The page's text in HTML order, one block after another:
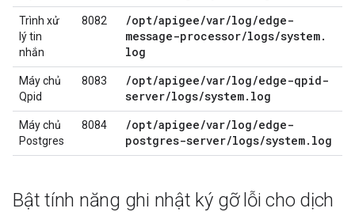
Trình xử
lý tin
nhắn
8082 /opt/apigee/var/log/edge-
message-processor/logs/system.
log
Máy chủ
Qpid
8083 /opt/apigee/var/log/edge-qpid-
server/logs/system. log
Máy chủ
Postgres
8084 /opt/apigee/var/log/edge-
postgres-server/logs/system. log
Bật tính năng ghi nhật ký gỡ lỗi cho dịch